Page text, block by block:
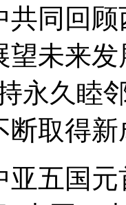
共同回
望未来
永久睦
断取得新
五国元